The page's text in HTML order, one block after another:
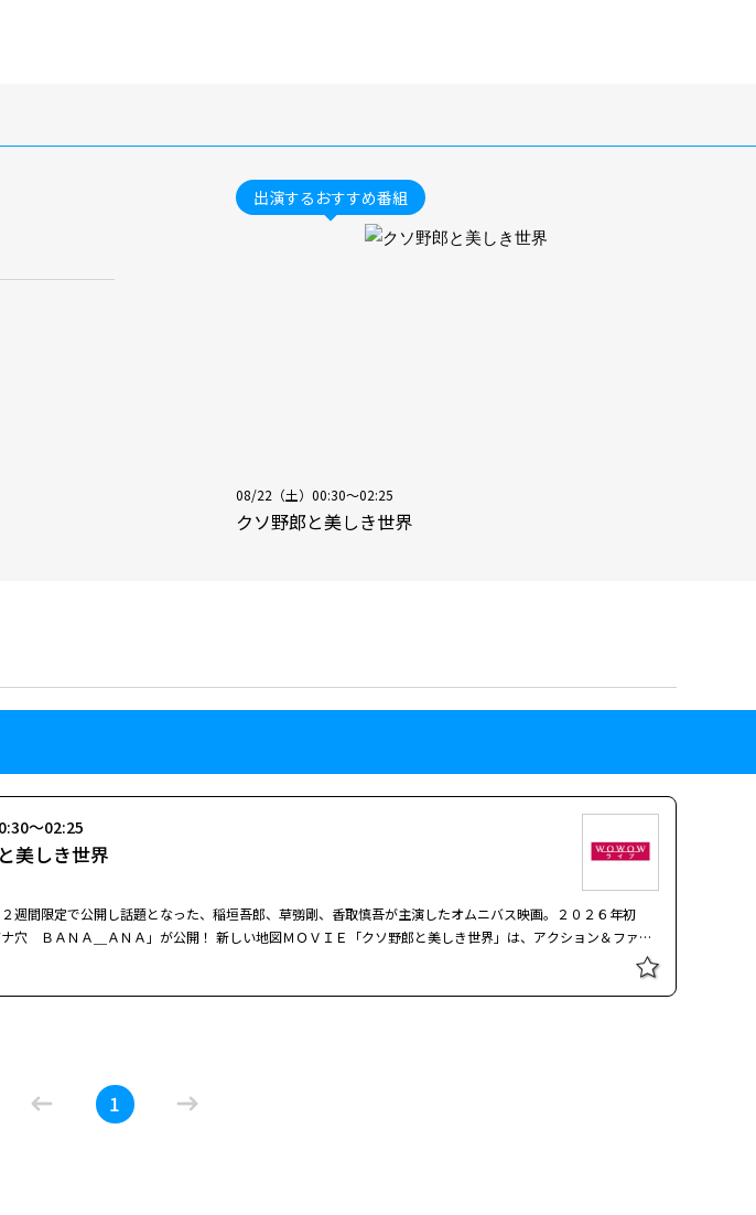
出演するおすすめ番組
08/22（土）00:30～02:25
クソ野郎と美しき世界
美しき世界
～02:25
週間限定で公開し話題となった、稲垣吾郎、草彅剛、香取慎吾が主演したオムニバス映画。２０２６年初
穴 ＢＡＮＡ＿ＡＮＡ」が公開！ 新しい地図ＭＯＶＩＥ「クソ野郎と美しき世界」は、アクション＆ファン
＆ミュージカル。オールジャンルムービー！ 恋に落ちたピアニスト、歌を喰われたアーティスト、息子を亡
そんな彼らが迷い込んだ、美しき世界とは――。極悪でバカで泣けて踊れる？ クソ野郎だらけの４つのストーリ
詩」。
２週間限定で公開し話題となった、稲垣吾郎、草彅剛、香取慎吾が主演したオムニバス映画。２０２６年初
1